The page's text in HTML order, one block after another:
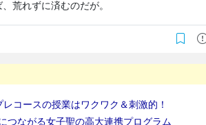
荒れずに済むのだが。